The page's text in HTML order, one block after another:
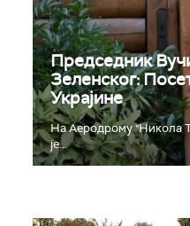
Председник
Зеленског:
Украјине
На Аеродрому "Никола
је...